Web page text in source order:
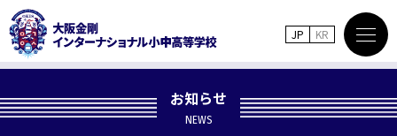
お知らせ
NEWS
JP KR